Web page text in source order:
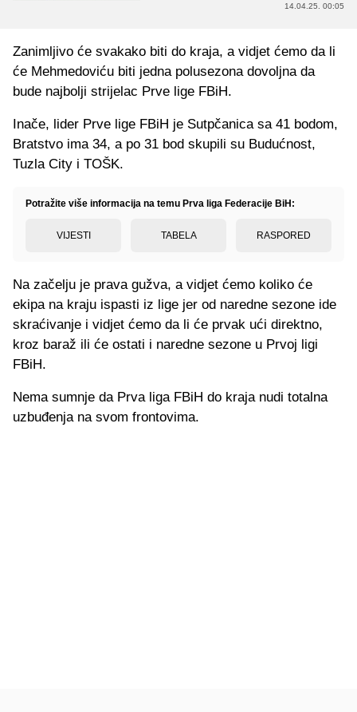
14.04.25. 00:05
Zanimljivo će svakako biti do kraja, a vidjet ćemo da li
će Mehmedoviću biti jedna polusezona dovoljna da
bude najbolji strijelac Prve lige FBiH.
Inače, lider Prve lige FBiH je Sutpčanica sa 41 bodom,
Bratstvo ima 34, a po 31 bod skupili su Budućnost,
Tuzla City i TOŠK.
Potražite više informacija na temu Prva liga Federacije BiH:
VIJESTI TABELA RASPORED
Na začelju je prava gužva, a vidjet ćemo koliko će
ekipa na kraju ispasti iz lige jer od naredne sezone ide
skraćivanje i vidjet ćemo da li će prvak ući direktno,
kroz baraž ili će ostati i naredne sezone u Prvoj ligi
FBiH.
Nema sumnje da Prva liga FBiH do kraja nudi totalna
uzbuđenja na svom frontovima.